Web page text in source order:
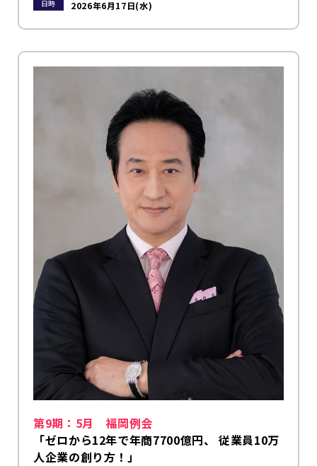
日時
2026年6月17日(水)
第9期：5月 福岡例会
「ゼロから12年で年商7700億円、 従業員10万
人企業の創り方！」